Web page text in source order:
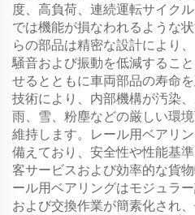
度、高負荷、連続運転サイク
では機能が損なわれるような
らの部品は精密な設計により
騒音および振動を低減するこ
せるとともに車両部品の寿命
技術により、内部機構が汚染
雨、雪、粉塵などの厳しい環
維持します。レール用ベアリ
備えており、安全性や性能基
客サービスおよび効率的な貨
ール用ベアリングはモジュラ
および交換作業が簡素化され